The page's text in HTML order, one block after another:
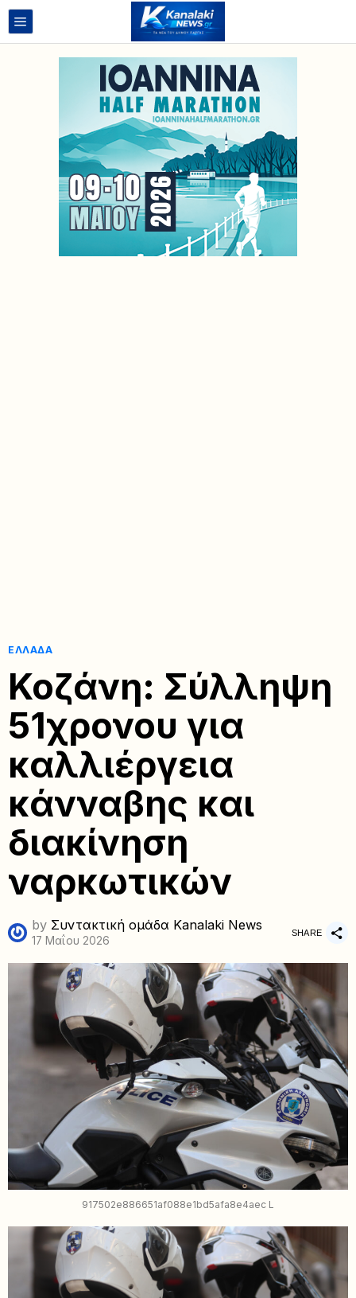
ΕΛΛΆΔΑ
Κοζάνη: Σύλληψη
51χρονου για
καλλιέργεια
κάνναβης και
διακίνηση
ναρκωτικών
by Συντακτική ομάδα Kanalaki News
17 Μαΐου 2026
SHARE
917502e886651af088e1bd5afa8e4aec L